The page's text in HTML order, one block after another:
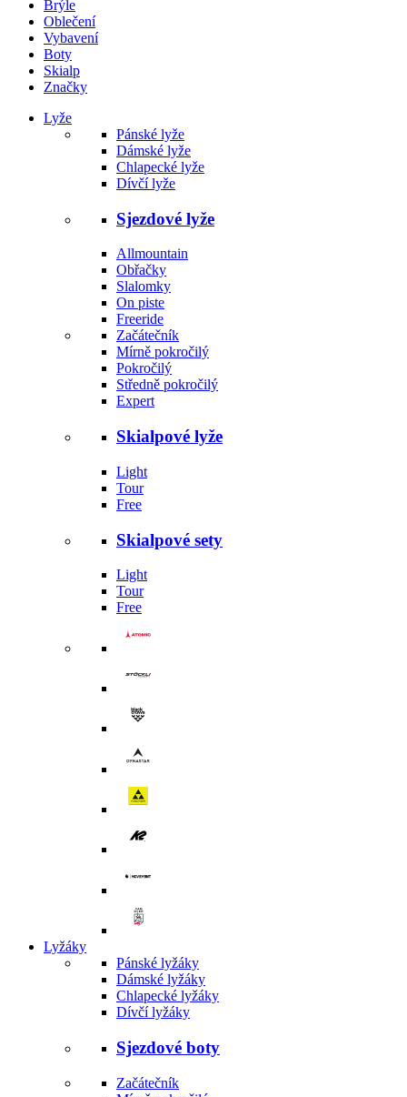
Brýle
Oblečení
Vybavení
Boty
Skialp
Značky
Lyže
Pánské lyže
Dámské lyže
Chlapecké lyže
Dívčí lyže
Sjezdové lyže
Allmountain
Obřačky
Slalomky
On piste
Freeride
Začátečník
Mírně pokročilý
Pokročilý
Středně pokročilý
Expert
Skialpové lyže
Light
Tour
Free
Skialpové sety
Light
Tour
Free
Lyžáky
Pánské lyžáky
Dámské lyžáky
Chlapecké lyžáky
Dívčí lyžáky
Sjezdové boty
Začátečník